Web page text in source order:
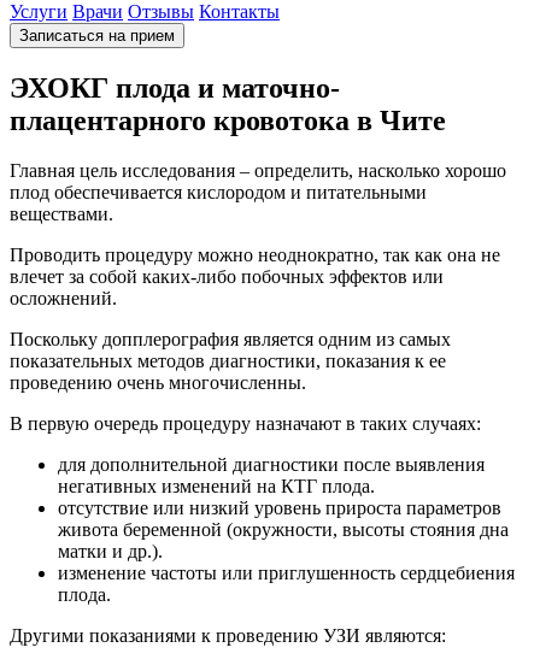
Услуги Врачи Отзывы Контакты
Записаться на прием
ЭХОКГ плода и маточно-
плацентарного кровотока в Чите
Главная цель исследования – определить, насколько хорошо
плод обеспечивается кислородом и питательными
веществами.
Проводить процедуру можно неоднократно, так как она не
влечет за собой каких-либо побочных эффектов или
осложнений.
Поскольку допплерография является одним из самых
показательных методов диагностики, показания к ее
проведению очень многочисленны.
В первую очередь процедуру назначают в таких случаях:
для дополнительной диагностики после выявления
негативных изменений на КТГ плода.
отсутствие или низкий уровень прироста параметров
живота беременной (окружности, высоты стояния дна
матки и др.).
изменение частоты или приглушенность сердцебиения
плода.
Другими показаниями к проведению УЗИ являются: